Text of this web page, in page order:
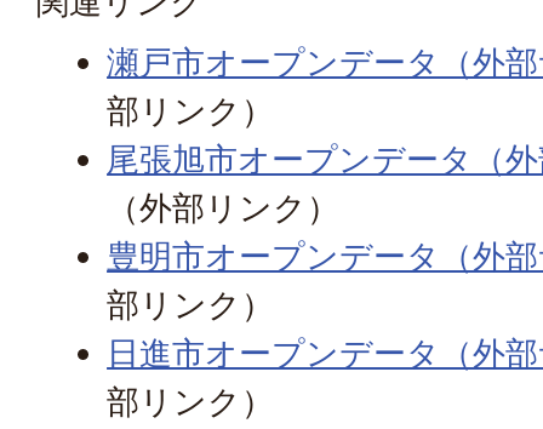
瀬戸市オープンデータ（外
部リンク）
尾張旭市オープンデータ（
（外部リンク）
豊明市オープンデータ（外
部リンク）
日進市オープンデータ（外
部リンク）